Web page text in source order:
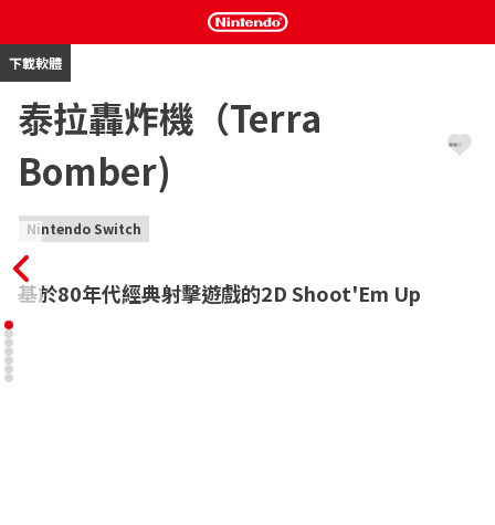
下載軟體
泰拉轟炸機（Terra
Bomber)
Nintendo Switch
基於80年代經典射擊遊戲的2D Shoot'Em Up